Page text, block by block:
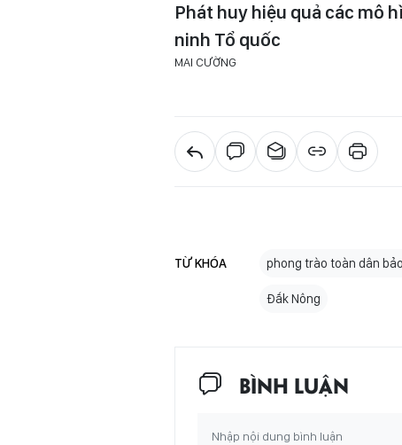
Phát huy hiệu quả các mô
ninh Tổ quốc
MAI CƯỜNG
TỪ KHÓA phong trào toàn dân
Đắk Nông
BÌNH LUẬN